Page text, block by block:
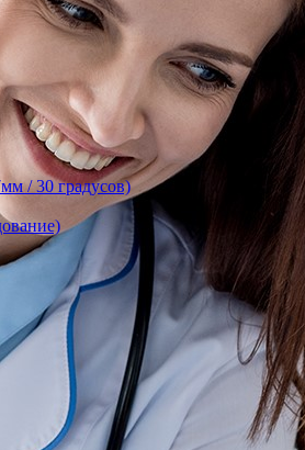
/ 30 градусов)